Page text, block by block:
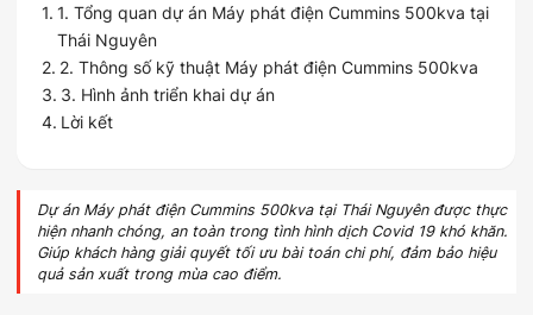
1. Tổng quan dự án Máy phát điện Cummins 500kva tại
Thái Nguyên
2. Thông số kỹ thuật Máy phát điện Cummins 500kva
3. Hình ảnh triển khai dự án
Lời kết
Dự án Máy phát điện Cummins 500kva tại Thái Nguyên được thực
hiện nhanh chóng, an toàn trong tình hình dịch Covid 19 khó khăn.
Giúp khách hàng giải quyết tối ưu bài toán chi phí, đảm bảo hiệu
quả sản xuất trong mùa cao điểm.